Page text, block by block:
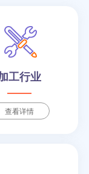
工行业
查看详情